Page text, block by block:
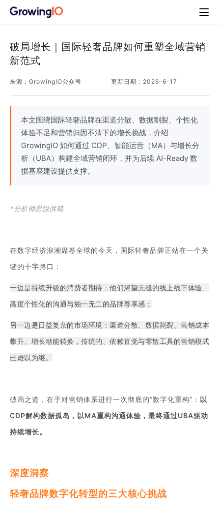
破局增长｜国际轻奢品牌如何重塑全域营销
新范式
来源： GrowingIO公众号 更新日期： 2026-6-17
本文围绕国际轻奢品牌在渠道分散、数据割裂、个性化
体验不足和营销归因不清下的增长挑战，介绍
GrowingIO 如何通过 CDP、智能运营（MA）与增长分
析（UBA）构建全域营销闭环，并为后续 AI-Ready 数
据基座建设提供支撑。
*分析师思悦供稿
在数字经济浪潮席卷全球的今天，国际轻奢品牌正站在一个关
键的十字路口：
一边是持续升级的消费者期待：他们渴望无缝的线上线下体验、
高度个性化的沟通与独一无二的品牌尊享感；
另一边是日益复杂的市场环境：渠道分散、数据割裂、营销成本
攀升、增长动能转换，传统的、依赖直觉与零散工具的营销模式
已难以为继。
破局之道，在于对营销体系进行一次彻底的“数字化重构”： 以
CDP解构数据孤岛，以MA重构沟通体验，最终通过UBA驱动
持续增长。
深度洞察
轻奢品牌数字化转型的三大核心挑战